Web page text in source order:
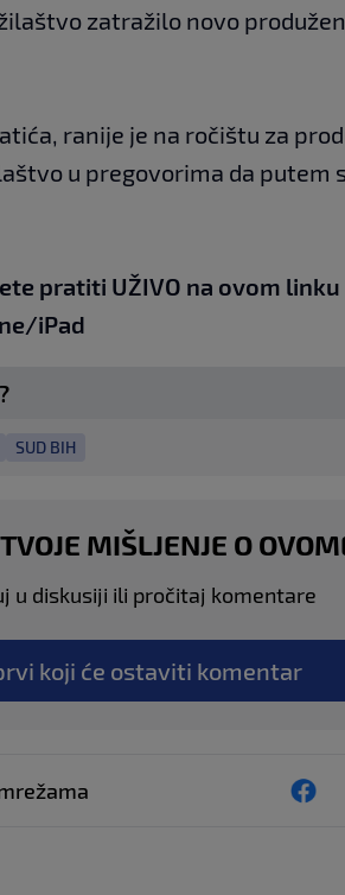
zatražilo novo
ranije je na ročištu za
u pregovorima da putem
pratiti UŽIVO na ovom linku
iPad
SUD BIH
MIŠLJENJE O
u diskusiji ili pročitaj komentare
koji će ostaviti komentar